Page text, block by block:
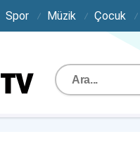
Spor Müzik Çocuk